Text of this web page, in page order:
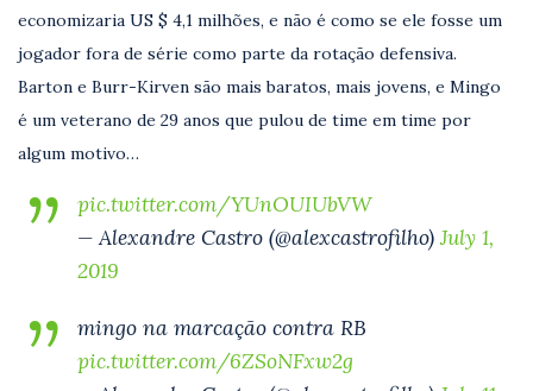
economizaria US $ 4,1 milhões, e não é como se ele fosse um
jogador fora de série como parte da rotação defensiva.
Barton e Burr-Kirven são mais baratos, mais jovens, e Mingo
é um veterano de 29 anos que pulou de time em time por
algum motivo…
pic.twitter.com/YUnOUIUbVW
— Alexandre Castro (@alexcastrofilho)July 1,
2019
mingo na marcação contra RB
pic.twitter.com/6ZSoNFxw2g